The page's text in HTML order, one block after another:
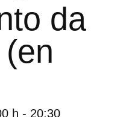
da
h - 20:30